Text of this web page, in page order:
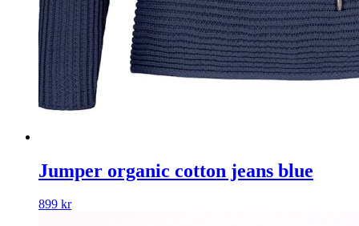
Jumper organic cotton jeans blue
899 kr